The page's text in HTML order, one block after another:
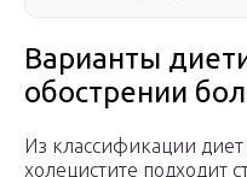
Варианты
обострении
Из классификации
холецистите подходит